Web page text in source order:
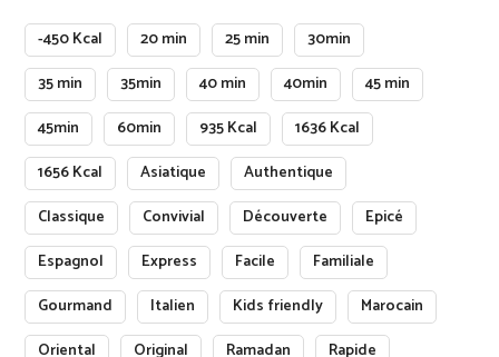
-450 Kcal 20 min 25 min
30min
35 min
35min 40 min 40min
45 min
45min
60min 935 Kcal
1636 Kcal
1656 Kcal
Asiatique
Authentique
Classique
Convivial Découverte
Epicé
Espagnol
Express Facile
Familiale
Gourmand
Italien Kids friendly
Marocain
Oriental
Original Ramadan Rapide